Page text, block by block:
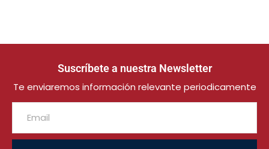
Suscríbete a nuestra Newsletter
Te enviaremos información relevante periodicamente